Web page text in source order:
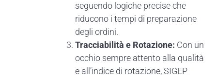
seguendo logiche precise che
riducono i tempi di preparazione
degli ordini.
Tracciabilità e Rotazione: Con un
occhio sempre attento alla qualità
e all’indice di rotazione, SIGEP